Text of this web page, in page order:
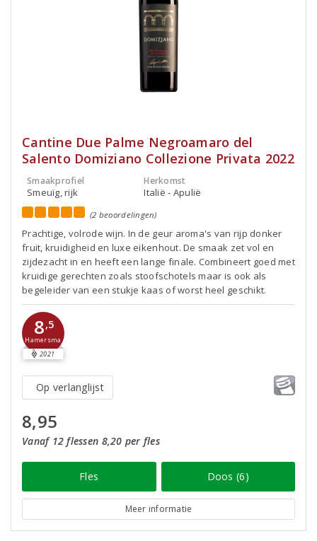
Cantine Due Palme Negroamaro del
Salento Domiziano Collezione Privata 2022
Smaakprofiel
Smeuïg, rijk
Herkomst
Italië - Apulië
(2 beoordelingen)
Prachtige, volrode wijn. In de geur aroma's van rijp donker
fruit, kruidigheid en luxe eikenhout. De smaak zet vol en
zijdezacht in en heeft een lange finale. Combineert goed met
kruidige gerechten zoals stoofschotels maar is ook als
begeleider van een stukje kaas of worst heel geschikt.
8,5
Hamersma
2021
Op verlanglijst
8,95
Vanaf 12 flessen 8,20 per fles
Fles Doos (6)
Meer informatie